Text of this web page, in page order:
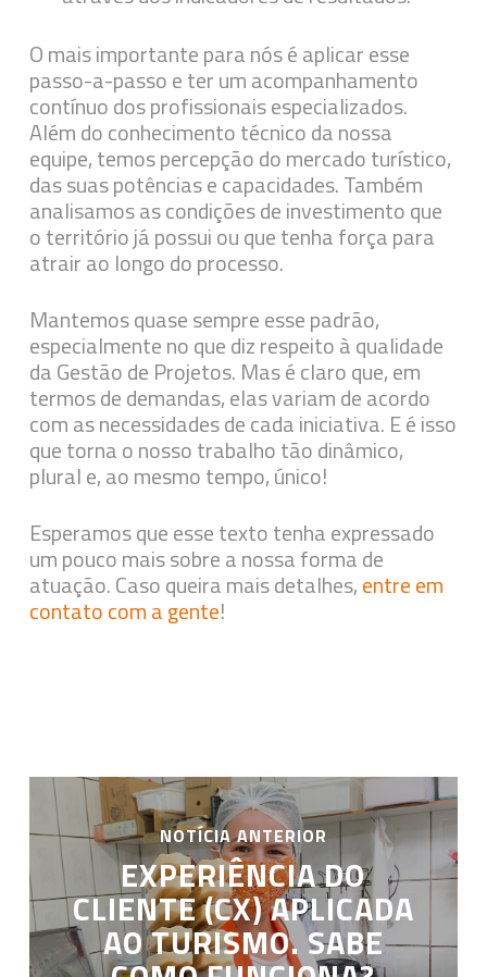
O mais importante para nós é aplicar esse
passo-a-passo e ter um acompanhamento
contínuo dos profissionais especializados.
Além do conhecimento técnico da nossa
equipe, temos percepção do mercado turístico,
das suas potências e capacidades. Também
analisamos as condições de investimento que
o território já possui ou que tenha força para
atrair ao longo do processo.
Mantemos quase sempre esse padrão,
especialmente no que diz respeito à qualidade
da Gestão de Projetos. Mas é claro que, em
termos de demandas, elas variam de acordo
com as necessidades de cada iniciativa. E é isso
que torna o nosso trabalho tão dinâmico,
plural e, ao mesmo tempo,único!
Esperamos que esse texto tenha expressado
um pouco mais sobre a nossa forma de
atuação. Caso queira mais detalhes,entre em
contato com a gente!
NOTÍCIA ANTERIOR
EXPERIÊNCIA DO
CLIENTE (CX) APLICADA
AO TURISMO. SABE